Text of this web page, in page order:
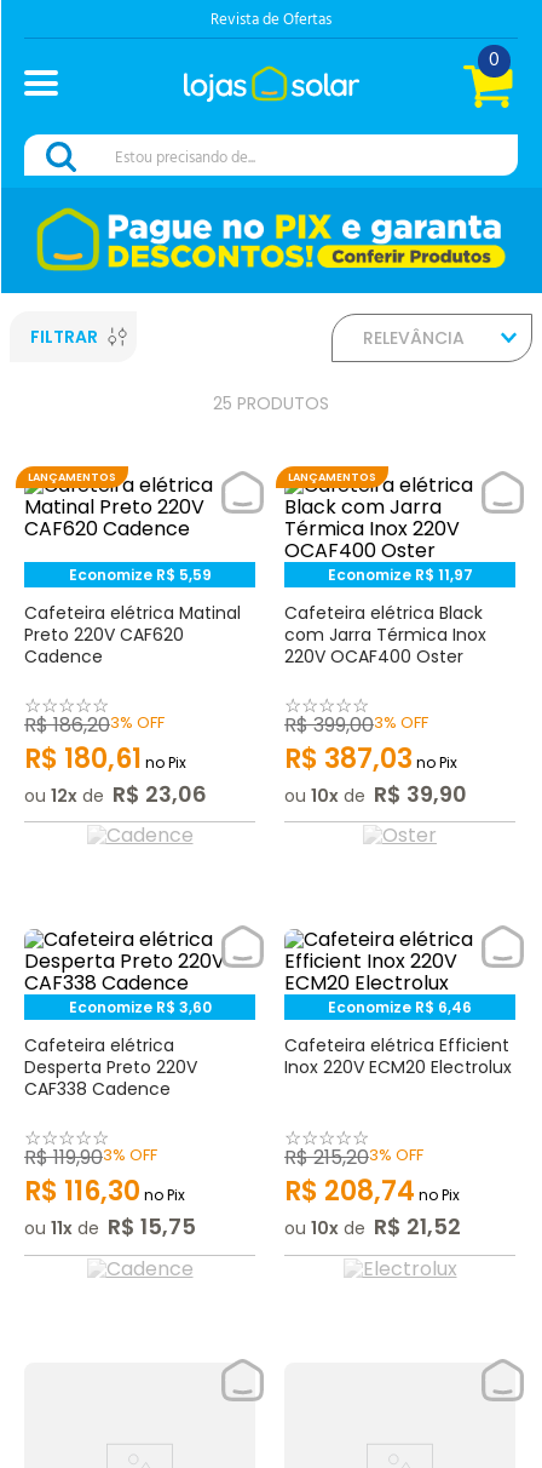
Chama no Whats
0
Estou precisando de...
FILTRAR RELEVÂNCIA
25 PRODUTOS
LANÇAMENTOS
Economize R$ 5,59
Cafeteira elétrica Matinal
Preto 220V CAF620
Cadence
☆☆☆☆☆
R$186,203% OFF
R$ 180,61 no Pix
ou 12 de R$ 23,06
LANÇAMENTOS
Economize R$ 11,97
Cafeteira elétrica Black
com Jarra Térmica Inox
220V OCAF400 Oster
☆☆☆☆☆
R$399,003% OFF
R$ 387,03 no Pix
ou 10 de R$ 39,90
Economize R$ 3,60
Cafeteira elétrica
Desperta Preto 220V
CAF338 Cadence
☆☆☆☆☆
R$119,903% OFF
R$ 116,30 no Pix
ou 11 de R$ 15,75
Economize R$ 6,46
Cafeteira elétrica Efficient
Inox 220V ECM20 Electrolux
☆☆☆☆☆
R$215,203% OFF
R$ 208,74 no Pix
ou 10 de R$ 21,52